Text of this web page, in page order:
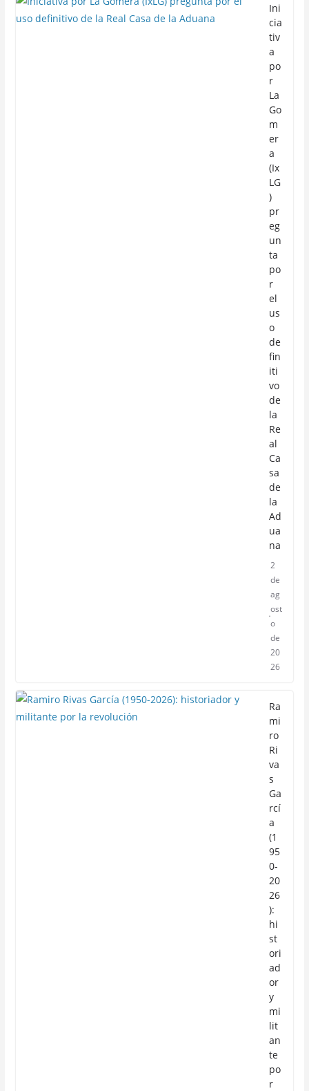
Ini
cia
tiv
a
po
r
La
Go
m
er
a
(Ix
LG
)
pr
eg
un
ta
po
r
el
us
o
de
fin
iti
vo
de
la
Re
al
Ca
sa
de
la
Ad
ua
na
2
de
ag
ost
o
de
20
26
Ra
mi
ro
Ri
va
s
Ga
rcí
a
(1
95
0-
20
26
):
hi
st
ori
ad
or
y
mi
lit
an
te
po
r